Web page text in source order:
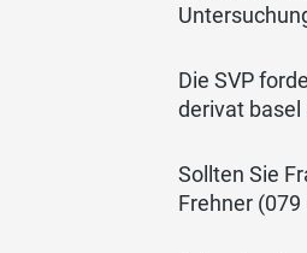
Die SVP
derivat
Sollten Sie
Frehner